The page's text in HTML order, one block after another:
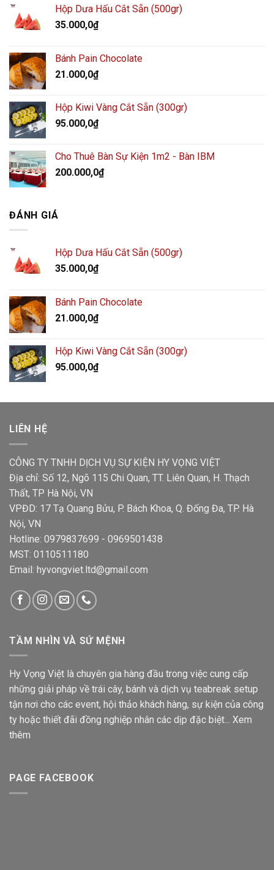
Hộp Dưa Hấu Cắt Sẵn (500gr)
35.000,0₫
Bánh Pain Chocolate
21.000,0₫
Hộp Kiwi Vàng Cắt Sẵn (300gr)
95.000,0₫
Cho Thuê Bàn Sự Kiện 1m2 - Bàn IBM
200.000,0₫
ĐÁNH GIÁ
Hộp Dưa Hấu Cắt Sẵn (500gr)
35.000,0₫
Bánh Pain Chocolate
21.000,0₫
Hộp Kiwi Vàng Cắt Sẵn (300gr)
95.000,0₫
LIÊN HỆ
CÔNG TY TNHH DỊCH VỤ SỰ KIỆN HY VỌNG VIỆT
Địa chỉ: Số 12, Ngõ 115 Chi Quan, TT. Liên Quan, H. Thạch
Thất, TP Hà Nội, VN
VPĐD: 17 Tạ Quang Bửu, P. Bách Khoa, Q. Đống Đa, TP. Hà
Nội, VN
Hotline: 0979837699 - 0969501438
MST: 0110511180
Email: hyvongviet.ltd@gmail.com
TẦM NHÌN VÀ SỨ MỆNH
Hy Vọng Việt là chuyên gia hàng đầu trong việc cung cấp
những giải pháp về trái cây, bánh và dịch vụ teabreak setup
tận nơi cho các event, hội thảo khách hàng, sự kiện của công
ty hoặc thiết đãi đồng nghiệp nhân các dịp đặc biệt... Xem
thêm
PAGE FACEBOOK